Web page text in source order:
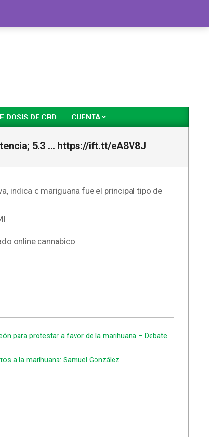
DOSIS DE CBD CUENTA
5.3 … https://ift.tt/eA8V8J
indica o mariguana fue el principal tipo de
online cannabico
para protestar a favor de la marihuana – Debate
a la marihuana: Samuel González